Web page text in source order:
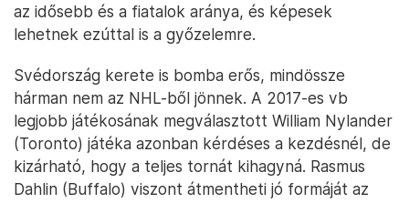
az idősebb és a fiatalok aránya, és képesek
lehetnek ezúttal is a győzelemre.
Svédország kerete is bomba erős, mindössze
hárman nem az NHL-ből jönnek. A 2017-es vb
legjobb játékosának megválasztott William Nylander
(Toronto) játéka azonban kérdéses a kezdésnél, de
kizárható, hogy a teljes tornát kihagyná. Rasmus
Dahlin (Buffalo) viszont átmentheti jó formáját az